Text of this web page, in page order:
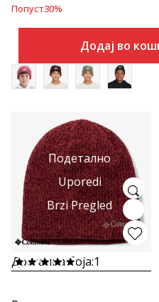
Попуст30%
Додај во
Подетално
Uporedi
Brzi Pregled
Достапна боја:1